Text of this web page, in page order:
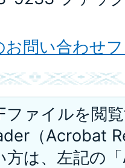
お問い合わせ
ファイルを閲
（Acrobat
方は、左記の